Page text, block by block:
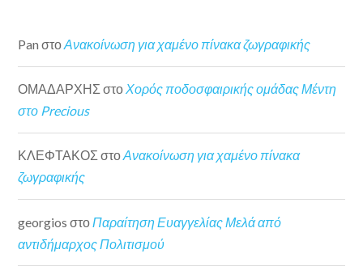
Pan στοΑνακοίνωση για χαμένο πίνακα ζωγραφικής
ΟΜΑΔΑΡΧΗΣ στοΧορός ποδοσφαιρικής ομάδας Μέντη
στο Precious
ΚΛΕΦΤΑΚΟΣ στοΑνακοίνωση για χαμένο πίνακα
ζωγραφικής
georgios στο Παραίτηση Ευαγγελίας Μελά από
αντιδήμαρχος Πολιτισμού